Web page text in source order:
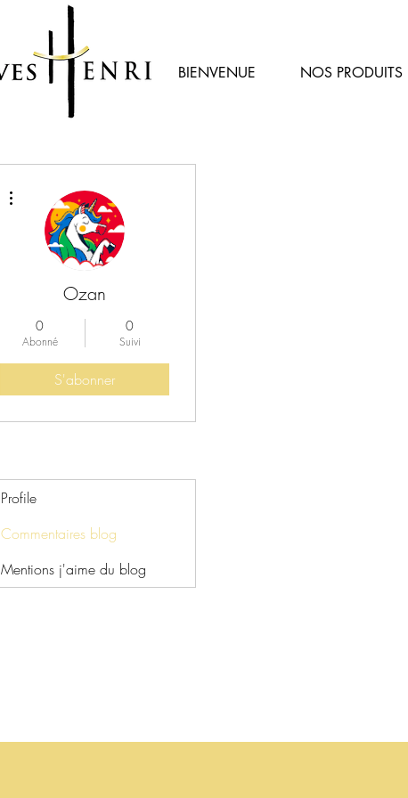
BIENVENUE NOS PRODUITS
Ozan
0
Abonné
0
Suivi
S'abonner
Profile
Commentaires blog
Mentions j'aime du blog